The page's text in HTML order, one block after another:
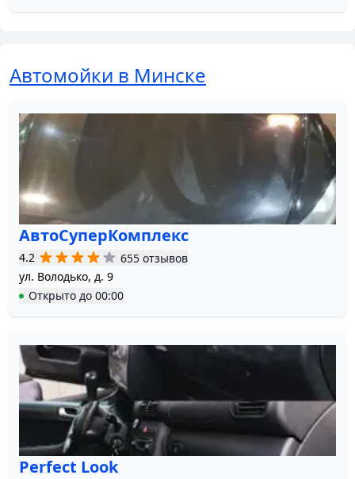
Автомойки в Минске
АвтоСуперКомплекс
4.2
655 отзывов
ул. Володько, д. 9
Открыто до 00:00
Perfect Look